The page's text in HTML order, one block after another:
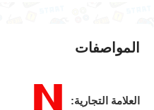
المواصفات
العلامة التجارية: